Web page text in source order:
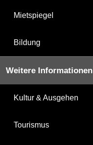
Mietspiegel
Bildung
Weitere Informationen
Kultur & Ausgehen
Tourismus